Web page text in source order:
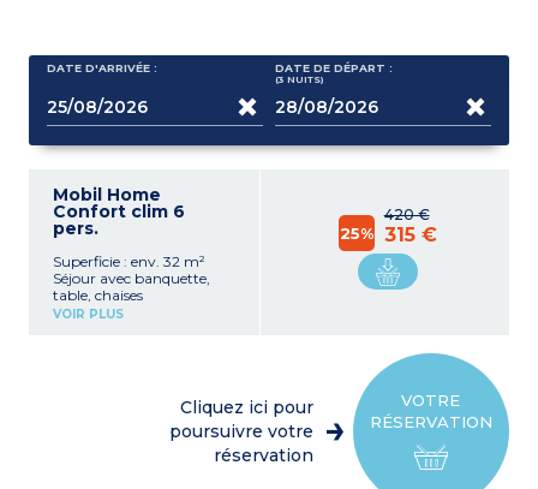
DATE D'ARRIVÉE : DATE DE DÉPART :
(3 NUITS)
Mobil Home
Confort clim 6
pers.
Superficie : env. 32 m²
Séjour avec banquette,
table, chaises
Coin cuisine (réfrigérateur
1 chambre avec 1 lit double
(140 x 190 ou 160 x 190 cm)
2 chambres avec lits
simples (80 x 190 cm)
Salle d'eau avec douche et
VOIR PLUS
420 €
25% 315 €
VOTRE
RÉSERVATION
Cliquez ici pour
poursuivre votre
réservation